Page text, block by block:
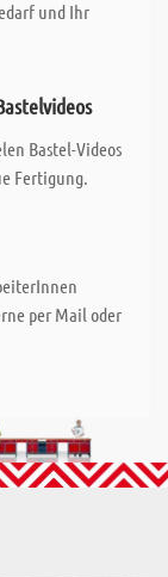
und Ihr
Bastel-Videos
Fertigung.
per Mail oder